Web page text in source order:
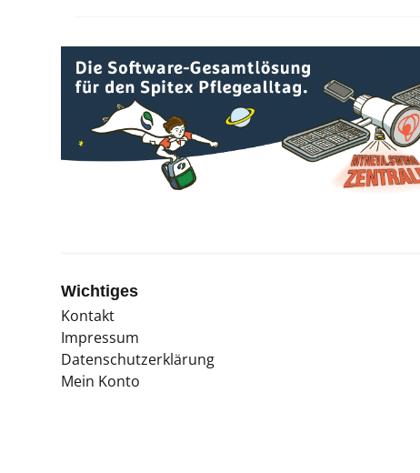
Wichtiges
Kontakt
Impressum
Datenschutzerklärung
Mein Konto